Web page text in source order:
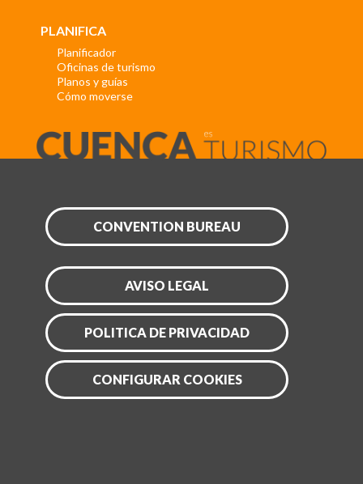
PLANIFICA
Planificador
Oficinas de turismo
Planos y guías
Cómo moverse
CONVENTION BUREAU
AVISO LEGAL
POLITICA DE PRIVACIDAD
CONFIGURAR COOKIES